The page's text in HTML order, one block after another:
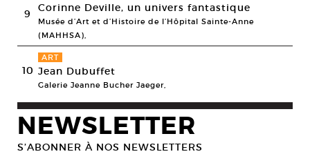
9 Corinne Deville, un univers fantastique
Musée d’Art et d’Histoire de l’Hôpital Sainte-Anne
(MAHHSA),
10
ART
Jean Dubuffet
Galerie Jeanne Bucher Jaeger,
NEWSLETTER
S’ABONNER À NOS NEWSLETTERS